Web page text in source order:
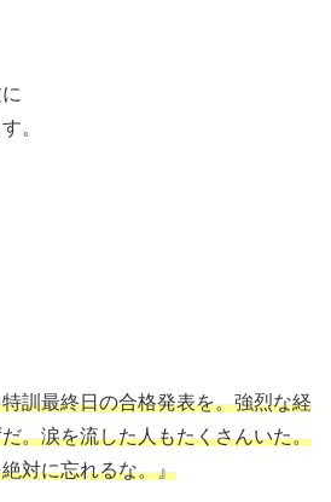
。
訓最終日の合格発表を。強烈な経
。涙を流した人もたくさんいた。
対に忘れるな。』